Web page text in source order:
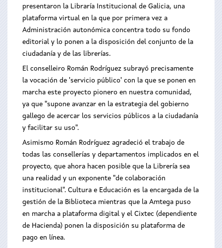
presentaron la Libraría Institucional de Galicia, una
plataforma virtual en la que por primera vez a
Administración autonómica concentra todo su fondo
editorial y lo ponen a la disposición del conjunto de la
ciudadanía y de las librerías.
El conselleiro Román Rodríguez subrayó precisamente
la vocación de 'servicio público' con la que se ponen en
marcha este proyecto pionero en nuestra comunidad,
ya que "supone avanzar en la estrategia del gobierno
gallego de acercar los servicios públicos a la ciudadanía
y facilitar su uso".
Asimismo Román Rodríguez agradeció el trabajo de
todas las consellerías y departamentos implicados en el
proyecto, que ahora hacen posible que la Librería sea
una realidad y un exponente "de colaboración
institucional". Cultura e Educación es la encargada de la
gestión de la Biblioteca mientras que la Amtega puso
en marcha a plataforma digital y el Cixtec (dependiente
de Hacienda) ponen la disposición su plataforma de
pago en línea.